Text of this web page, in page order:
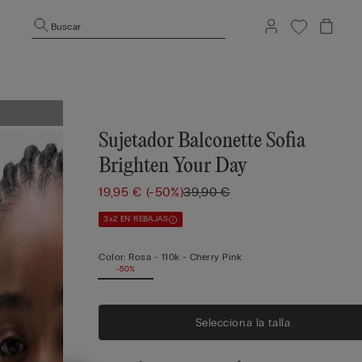
Buscar
Sujetador Balconette Sofia
Brighten Your Day
19,95 € (-50%)39,90 €
3x2 EN REBAJAS
Color: Rosa - 110k - Cherry Pink
-50%
Selecciona la talla